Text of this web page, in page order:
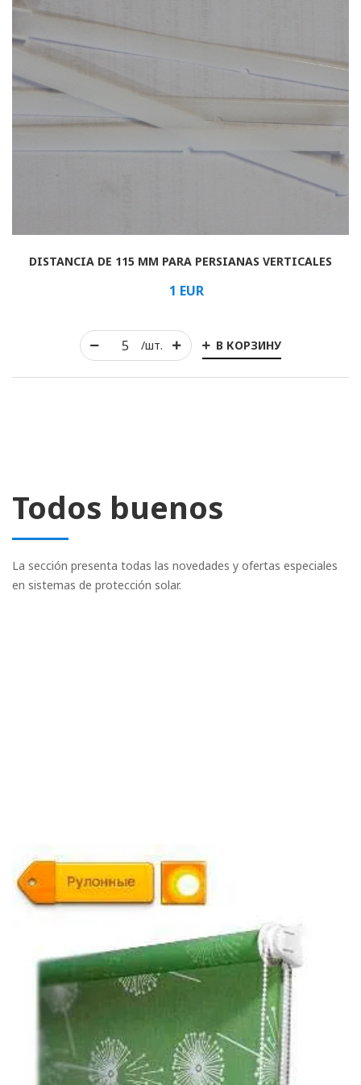
/шт. В КОРЗИНУ
DISTANCIA DE 115 MM PARA PERSIANAS VERTICALES
1 EUR
Todos buenos
La sección presenta todas las novedades y ofertas especiales
en sistemas de protección solar.